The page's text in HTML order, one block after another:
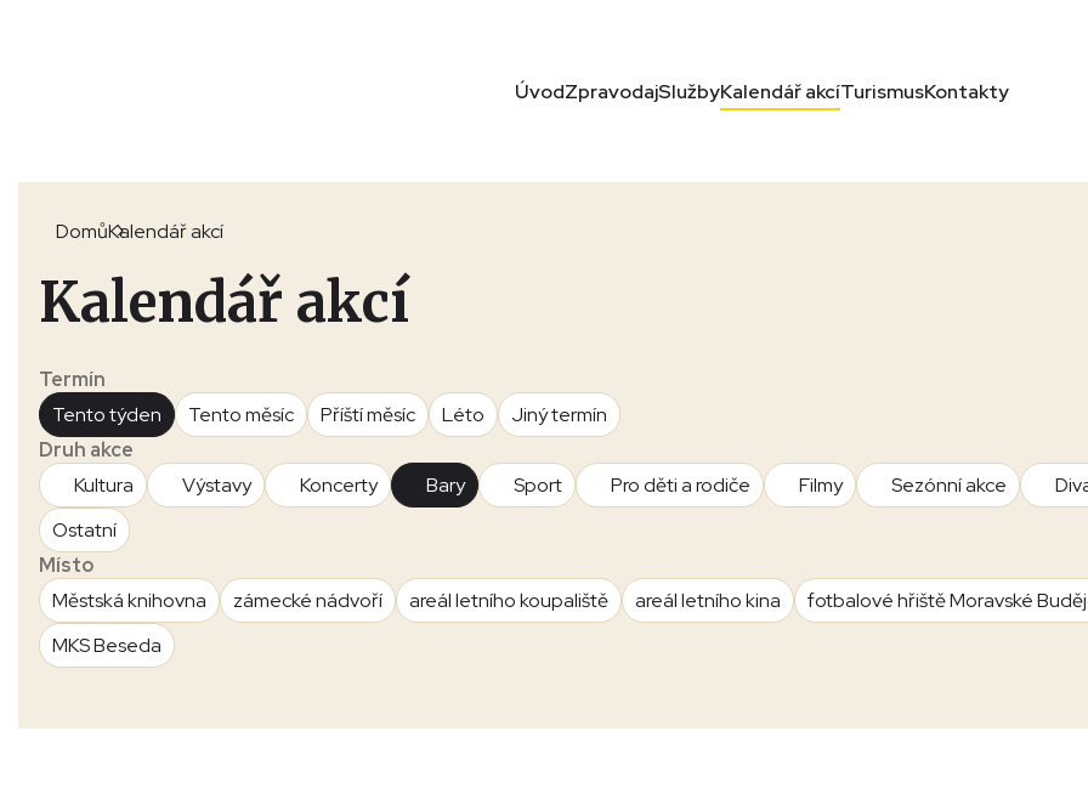
ÚvodZpravodajSlužbyKalendář akcíTurismusKontakty
DomůKalendář akcí
Kalendář akcí
Termín
Tento týden
Tento měsíc Příští měsíc Léto
Jiný termín
Druh akce
Kultura
Výstavy Koncerty Bary Sport Pro děti a rodiče Filmy Sezónní akce
Ostatní
Místo
Městská knihovna
zámecké nádvoří areál letního koupaliště areál letního kina
fotbalové hřiště Moravské
MKS Beseda